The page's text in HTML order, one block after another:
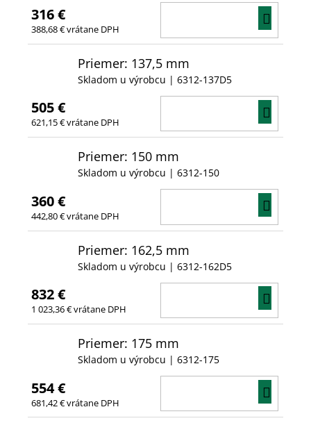
316 €
388,68 € vrátane DPH
Priemer: 137,5 mm
Skladom u výrobcu | 6312-137D5
505 €
621,15 € vrátane DPH
Priemer: 150 mm
Skladom u výrobcu | 6312-150
360 €
442,80 € vrátane DPH
Priemer: 162,5 mm
Skladom u výrobcu | 6312-162D5
832 €
1 023,36 € vrátane DPH
Priemer: 175 mm
Skladom u výrobcu | 6312-175
554 €
681,42 € vrátane DPH